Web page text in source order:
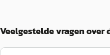
Veelgestelde vragen over